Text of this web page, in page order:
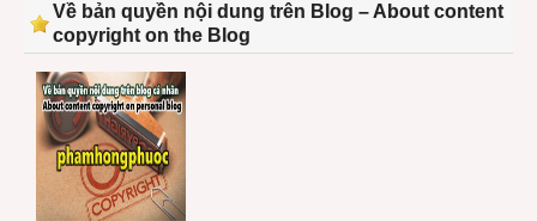
Về bản quyền nội dung trên Blog – About content
copyright on the Blog